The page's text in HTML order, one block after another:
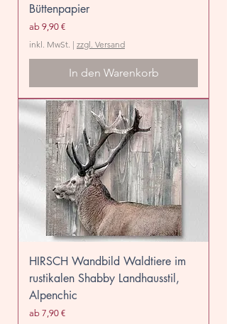
Büttenpapier
ab 9,90 €
Sale-Preis
inkl. MwSt. | zzgl. Versand
In den Warenkorb
HIRSCH Wandbild Waldtiere im
rustikalen Shabby Landhausstil,
Alpenchic
ab 7,90 €
Sale-Preis